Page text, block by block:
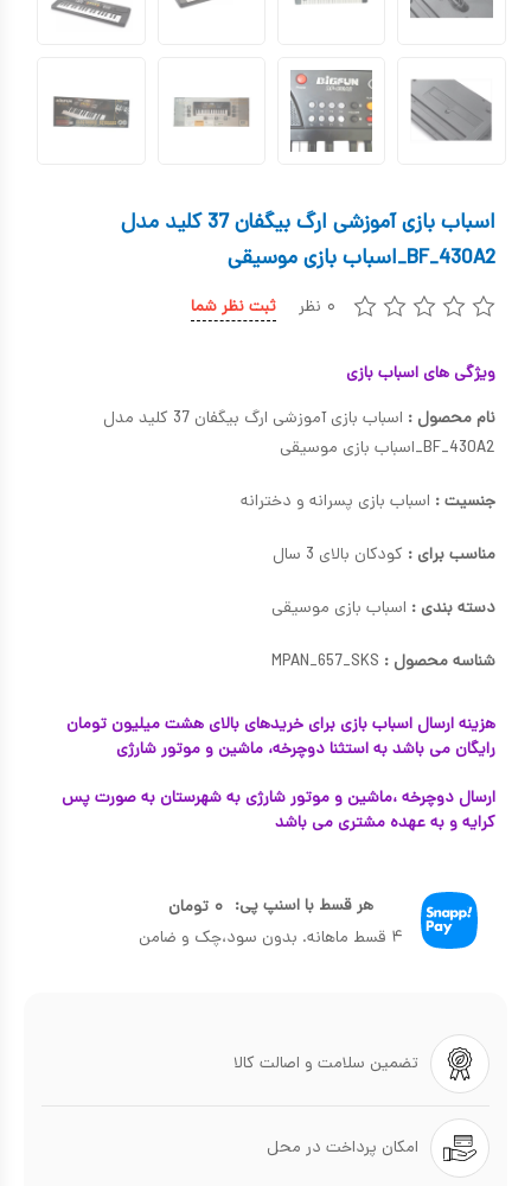
اسباب بازی مشاغل
اتاق کودک اسباب بازی آموزشی ارگ بیگفان 37 کلید مدل
BF_430A2_اسباب بازی موسیقی
۰ نظر ثبت نظر شما
ویژگی های اسباب بازی
نام محصول :
اسباب بازی آموزشی ارگ بیگفان 37 کلید مدل
BF_430A2_اسباب بازی موسیقی
جنسیت : اسباب بازی پسرانه و دخترانه
مناسب برای : کودکان بالای 3 سال
دسته بندی : اسباب بازی موسیقی
شناسه محصول : MPAN_657_SKS
هزینه ارسال اسباب بازی برای خریدهای بالای هشت میلیون تومان
رایگان می باشد به استثنا دوچرخه، ماشین و موتور شارژی
ارسال دوچرخه ،ماشین و موتور شارژی به شهرستان به صورت پس
کرایه و به عهده مشتری می باشد
هر قسط با اسنپ پی: ۰ تومان
۴ قسط ماهانه. بدون سود،چک و ضامن
تضمین سلامت و اصالت کالا
امکان پرداخت در محل